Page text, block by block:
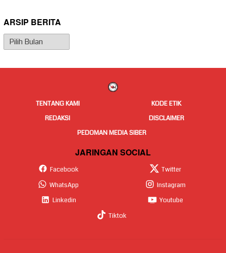
ARSIP BERITA
Arsip
Berita
TENTANG KAMI
KODE ETIK
REDAKSI
DISCLAIMER
PEDOMAN MEDIA SIBER
JARINGAN SOCIAL
Facebook
Twitter
WhatsApp
Instagram
Linkedin
Youtube
Tiktok